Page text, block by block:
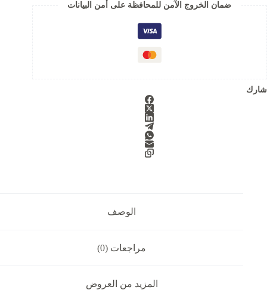
u
ضمان الخروج الآمن للمحافظة على أمن البيانات
شارك
الوصف
مراجعات (0)
المزيد من العروض